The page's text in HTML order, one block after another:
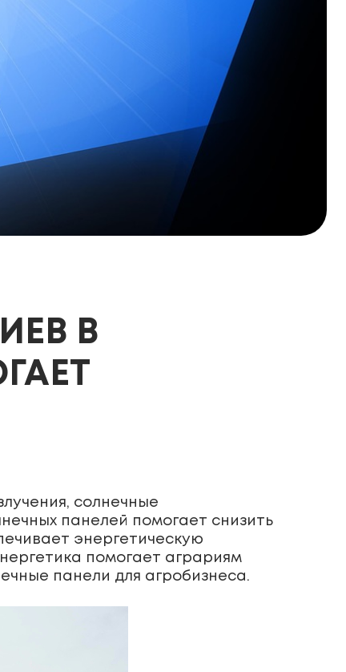
В
солнечные
панелей помогает снизить
энергетическую
помогает аграриям
панели для агробизнеса.